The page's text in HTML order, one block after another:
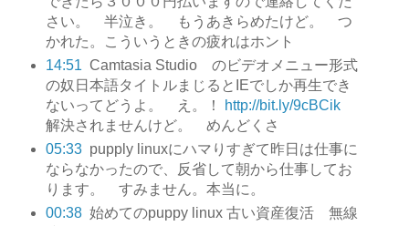
さい。 半泣き。 もうあきらめたけど。 つ
かれた。こういうときの疲れはホント
14:51 Camtasia Studio のビデオメニュー形式
の奴日本語タイトルまじるとIEでしか再生でき
ないってどうよ。 え。！
http://bit.ly/9cBCik
解決されませんけど。 めんどくさ
05:33 pupply linuxにハマりすぎて昨日は仕事に
ならなかったので、反省して朝から仕事してお
ります。 すみません。本当に。
00:38 始めてのpuppy linux 古い資産復活 無線